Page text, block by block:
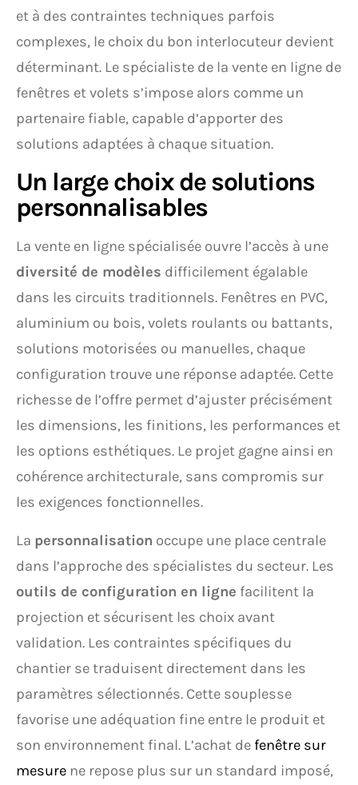
et à des contraintes techniques parfois
complexes, le choix du bon interlocuteur devient
déterminant. Le spécialiste de la vente en ligne de
fenêtres et volets s’impose alors comme un
partenaire fiable, capable d’apporter des
solutions adaptées à chaque situation.
Un large choix de solutions
personnalisables
La vente en ligne spécialisée ouvre l’accès à une
diversité de modèles difficilement égalable
dans les circuits traditionnels. Fenêtres en PVC,
aluminium ou bois, volets roulants ou battants,
solutions motorisées ou manuelles, chaque
configuration trouve une réponse adaptée. Cette
richesse de l’offre permet d’ajuster précisément
les dimensions, les finitions, les performances et
les options esthétiques. Le projet gagne ainsi en
cohérence architecturale, sans compromis sur
les exigences fonctionnelles.
La personnalisation occupe une place centrale
dans l’approche des spécialistes du secteur. Les
outils de configuration en ligne facilitent la
projection et sécurisent les choix avant
validation. Les contraintes spécifiques du
chantier se traduisent directement dans les
paramètres sélectionnés. Cette souplesse
favorise une adéquation fine entre le produit et
son environnement final. L’achat de fenêtre sur
mesure ne repose plus sur un standard imposé,